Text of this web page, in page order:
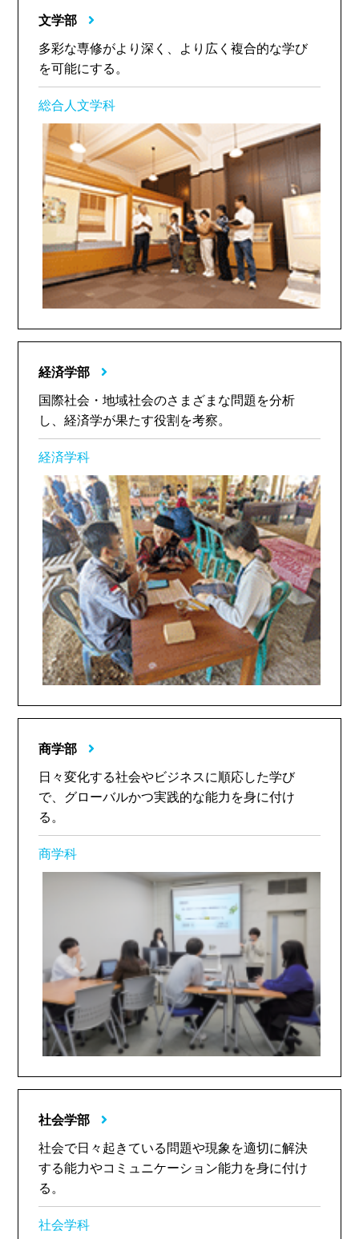
文学部
多彩な専修がより深く、より広く複合的な学び
を可能にする。
総合人文学科
経済学部
国際社会・地域社会のさまざまな問題を分析
し、経済学が果たす役割を考察。
経済学科
商学部
日々変化する社会やビジネスに順応した学び
で、グローバルかつ実践的な能力を身に付け
る。
商学科
社会学部
社会で日々起きている問題や現象を適切に解決
する能力やコミュニケーション能力を身に付け
る。
社会学科